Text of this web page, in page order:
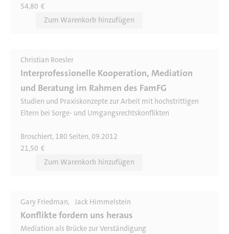
54,80 €
Christian Roesler
Interprofessionelle Kooperation, Mediation
und Beratung im Rahmen des FamFG
Studien und Praxiskonzepte zur Arbeit mit hochstrittigen
Eltern bei Sorge- und Umgangsrechtskonflikten
Broschiert, 180 Seiten, 09.2012
21,50 €
Gary Friedman Jack Himmelstein
Konflikte fordern uns heraus
Mediation als Brücke zur Verständigung